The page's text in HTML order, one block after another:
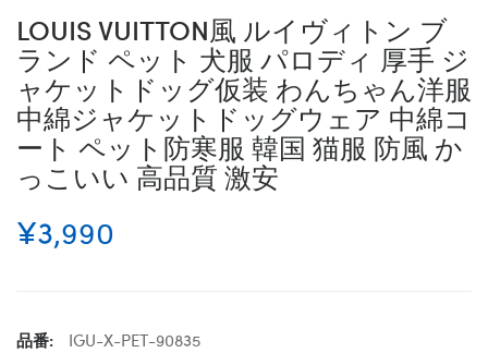
LOUIS VUITTON風 ルイヴィトン ブ
ランド ペット 犬服 パロディ 厚手 ジ
ャケットドッグ仮装 わんちゃん洋服
中綿ジャケットドッグウェア 中綿コ
ート ペット防寒服 韓国 猫服 防風 か
っこいい 高品質 激安
¥3,990
品番:
IGU-X-PET-90835